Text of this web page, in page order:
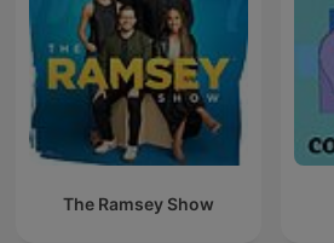
The Ramsey Show